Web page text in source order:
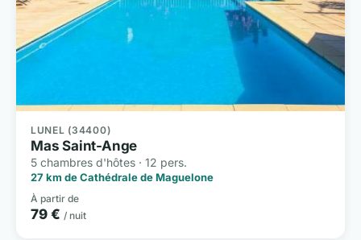
LUNEL (34400)
Mas Saint-Ange
5 chambres d'hôtes · 12 pers.
27 km de Cathédrale de Maguelone
À partir de
79 € / nuit